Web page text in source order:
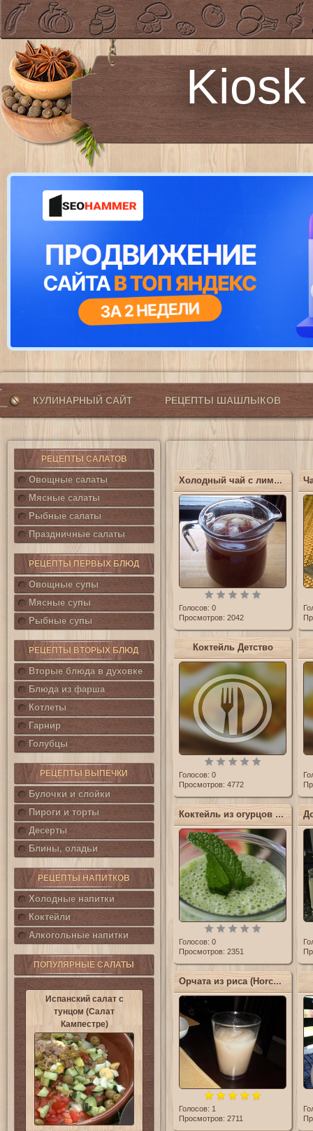
КУЛИНАРНЫЙ САЙТ РЕЦЕПТЫ ШАШЛЫКОВ
РЕЦЕПТЫ САЛАТОВ
Овощные салаты
Мясные салаты
Рыбные салаты
Праздничные салаты
РЕЦЕПТЫ ПЕРВЫХ БЛЮД
Овощные супы
Мясные супы
Рыбные супы
РЕЦЕПТЫ ВТОРЫХ БЛЮД
Вторые блюда в духовке
Блюда из фарша
Котлеты
Гарнир
Голубцы
РЕЦЕПТЫ ВЫПЕЧКИ
Булочки и слойки
Пироги и торты
Десерты
Блины, оладьи
РЕЦЕПТЫ НАПИТКОВ
Холодные напитки
Коктейли
Алкогольные напитки
ПОПУЛЯРНЫЕ САЛАТЫ
Испанский салат с
тунцом (Салат
Кампестре)
Холодный чай с лимоном
Голосов: 0
Просмотров: 2042
Коктейль Детство
Голосов: 0
Просмотров: 4772
Коктейль из огурцов и медовой дыни
Голосов: 0
Просмотров: 2351
Орчата из риса (Horchata de Arroz)
Голосов: 1
Просмотров: 2711